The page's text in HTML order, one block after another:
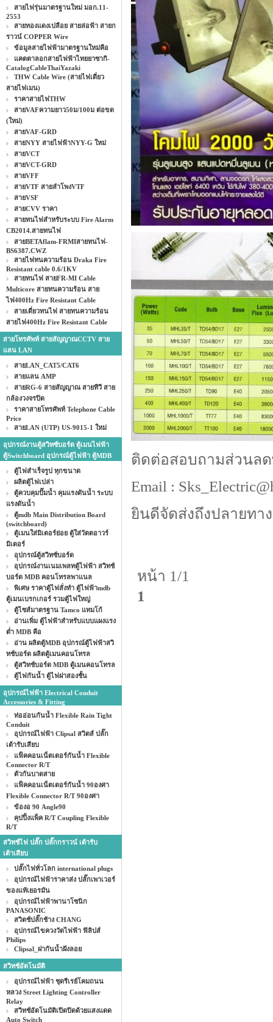
สายไฟรุ่นมาตรฐานใหม่ มอก.11-
2553
สายทองแดงเปลือย สายล่อฟ้า สายก
ราวน์ COPPER Wire
ข้อมูลสายไฟฟ้ามาตรฐานใหม่คือ
แคตตาลอกสายไฟฟ้าไทยยาซากิ-
CatalogCableThaiYazaki
THW Cable Wire (สายไฟเดี่ยว
สายไฟเมน)
ราคาสายไฟTHW
สายVAFความยาว50ม/100ม ต่อขด
(ใหม่)
สายVAF-GRD
สายNYY สายไฟฟ้าNYY-G ใหม่
สายVCT
สายVCT-GRD
สายVFF
สายVTF สายลำโพงVTF
สายVSF
สายCVV ราคา
สายทนไฟสำหรับระบบ Fire Alarm
CB2014.สายทนไฟ
สายBETAflam-FRMIสายทนไฟ-
BS6387.CWZ
สายไฟทนความร้อน Draka Fire
Resistant cable 0.6/1KV
สายทนไฟ สายFR-MI Cable
Multicore สายทนความร้อน สาย
ไฟ400Hz Fire Resistant Cable
สายเดี่ยวทนไฟ สายทนความร้อน
สายไฟ400Hz Fire Resistant Cable
สายโทรศัพท์ สายสัญญาณCCTV สาย
แลน LAN
สายLAN_CAT5/CAT6
สายแลน AMP
สายRG-6 สายสัญญาณ สายทีวี สาย
กล้องวงจรปิด
ราคาสายโทรศัพท์ Telephone Cable
Price
สายLAN (UTP) US-9015-1 ใหม่
อุปกรณ์งานตู้สวิทซ์บอร์ด ตู้เมนไฟฟ้า
ตู้Switchboard อุปกรณ์ตู้ไฟฟ้า ตู้MDB
ตู้ไฟสำเร็จรูป ทุกขนาด
ผลิตตู้ไฟเปล่า
ตู้ควบคุมปั๊มน้ำ คุมแรงดันน้ำ ระบบ
แรงดันน้ำ
ตู้mdb Main Distribution Board
(switchboard)
ตู้เมนใส่มิเตอร์ย่อย ตู้ใส่วัตตอาวร์
มิเตอร์
อุุปกรณ์ตู้สวิทซ์บอร์ด
อุปกรณ์งานเนมเพลทตู้ไฟฟ้า สวิทช์
บอร์ด MDB คอนโทรลพาแนล
พิเศษ ราคาตู้ไฟสั่งทำ ตู้ไฟฟ้าmdb
ตู้เมนเบรกเกอร์ รวมตู้ไฟใหญ่
ตู้ไซส์มาตรฐาน Tamco แทมโก้
อ่านเพิ่ม ตู้ไฟฟ้าสำหรับแบบแผงแรง
ต่ำ MDB คือ
อ่าน ผลิตตู้MDB อุปกรณ์ตู้ไฟฟ้าสวิ
ทช์บอร์ด ผลิตตู้เมนคอนโทรล
ตู้สวิทช์บอร์ด MDB ตู้เมนคอนโทรล
ตู้ไฟกันน้ำ ตู้ไฟฝาสองชั้น
อุปกรณ์ไฟฟ้า Electrical Conduit
Accessories & Fitting
ท่ออ่อนกันน้ำ Flexible Rain Tight
Conduit
อุปกรณ์ไฟฟ้า Clipsal สวิตส์ ปลั๊ก
เต้ารับเสียบ
แฟ็คคอนเน็ตเตอร์กันน้ำ Flexible
Connector R/T
ตัวกันบาดสาย
แฟ็คคอนเน็ตเตอร์กันน้ำ 90องศา
Flexible Connector R/T 90องศา
ข้องอ 90 Angle90
คุปปิ้งแพ็ค R/T Coupling Flexible
R/T
สวิทช์ไฟ ปลั๊ก ปลั๊กกราวน์ เต้ารับ
เต้าเสียบ
ปลั๊กไฟทั่วโลก international plugs
อุปกรณ์ไฟฟ้าราคาส่ง ปลั๊กเพาเวอร์
ของแท้เยอรมัน
อุปกรณ์ไฟฟ้าพานาโซนิก
PANASONIC
สวิตช์ปลั๊กช้าง CHANG
อุปกรณ์ไขควงวัดไฟฟ้า ฟิลิปส์
Philips
Clipsal_ฝากันน้ำฝังลอย
สวิทช์อัตโนมัติ
อุปกรณ์ไฟฟ้า ชุดรีเรย์โคมถนน
หลวง Street Lighting Controller
Relay
สวิทช์อัตโนมัติเปิดปิดด้วยแสงแดด
Auto Switch
ติดต่อสอบถามส่วนลด
Email :
ยินดีจัดส่งถึงปลายทา
หน้า 1/1
1